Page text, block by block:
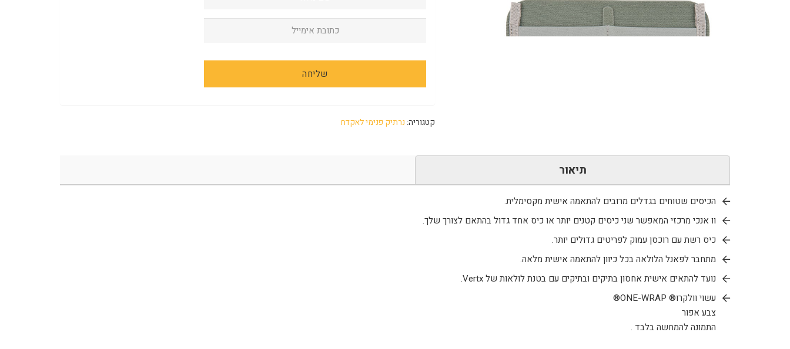
קטגוריה: נרתיק פנימי לאקדח
תיאור
הכיסים שטוחים בגדלים מרובים להתאמה אישית מקסימלית.
וו אנכי מרכזי המאפשר שני כיסים קטנים יותר או כיס אחד גדול בהתאם לצורך שלך.
כיס רשת עם רוכסן עמוק לפריטים גדולים יותר.
מתחבר לפאנל הלולאה בכל כיוון להתאמה אישית מלאה.
נועד להתאים אישית אחסון בתיקים ובתיקים עם בטנת לולאות של Vertx.
עשוי וולקרו® ONE-WRAP®
צבע אפור
התמונה להמחשה בלבד .